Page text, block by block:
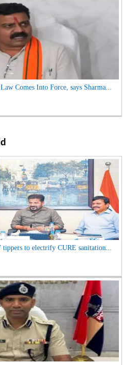
Comes Into Force, says Sharma...
tippers to electrify CURE sanitation...